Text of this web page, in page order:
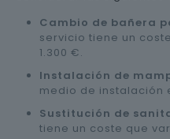
Cambio de bañera
servicio tiene un
1.300 €.
Instalación de
medio de instalación
Sustitución de
tiene un coste que